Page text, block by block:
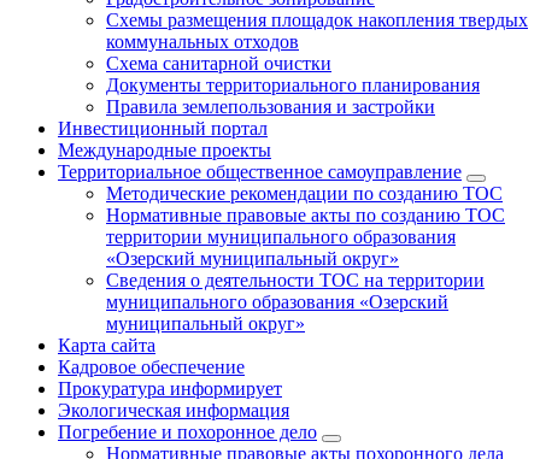
Схемы размещения площадок накопления твердых
коммунальных отходов
Схема санитарной очистки
Документы территориального планирования
Правила землепользования и застройки
Инвестиционный портал
Международные проекты
Территориальное общественное самоуправление
Методические рекомендации по созданию ТОС
Нормативные правовые акты по созданию ТОС
территории муниципального образования
«Озерский муниципальный округ»
Сведения о деятельности ТОС на территории
муниципального образования «Озерский
муниципальный округ»
Карта сайта
Кадровое обеспечение
Прокуратура информирует
Экологическая информация
Погребение и похоронное дело
Нормативные правовые акты похоронного дела